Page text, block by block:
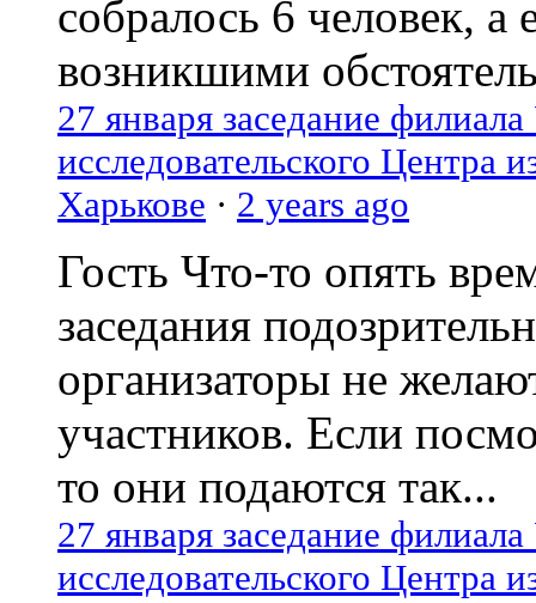
собралось 6 человек, а
возникшими
27 января заседание
исследовательского Центра
Харькове · 2 years ago
Гость Что-то опять
заседания
организаторы не
участников. Если
то они подаются так...
27 января заседание
исследовательского Центра